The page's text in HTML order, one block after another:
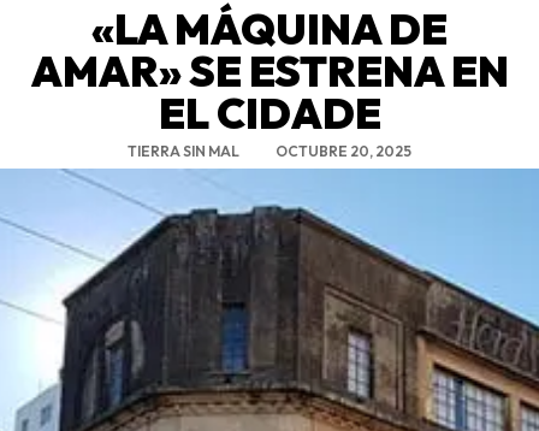
«LA MÁQUINA DE
AMAR» SE ESTRENA EN
EL CIDADE
TIERRA SIN MAL OCTUBRE 20, 2025